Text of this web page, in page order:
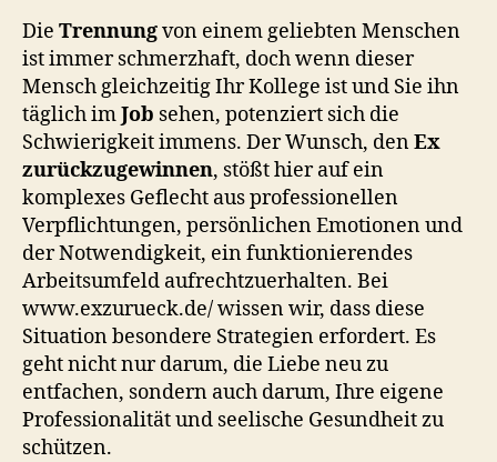
Die Trennungvon einem geliebten Menschen
ist immer schmerzhaft, doch wenn dieser
Mensch gleichzeitig Ihr Kollege ist und Sie ihn
täglich imJob sehen, potenziert sich die
Schwierigkeit immens. Der Wunsch, denEx
zurückzugewinnen, stößt hier auf ein
komplexes Geflecht aus professionellen
Verpflichtungen, persönlichen Emotionen und
der Notwendigkeit, ein funktionierendes
Arbeitsumfeld aufrechtzuerhalten. Bei
www.exzurueck.de/ wissen wir, dass diese
Situation besondere Strategien erfordert. Es
geht nicht nur darum, die Liebe neu zu
entfachen, sondern auch darum, Ihre eigene
Professionalität und seelische Gesundheit zu
schützen.